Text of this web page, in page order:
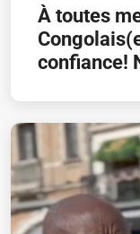
À toutes
confiance! Nicole Nketo Bomele